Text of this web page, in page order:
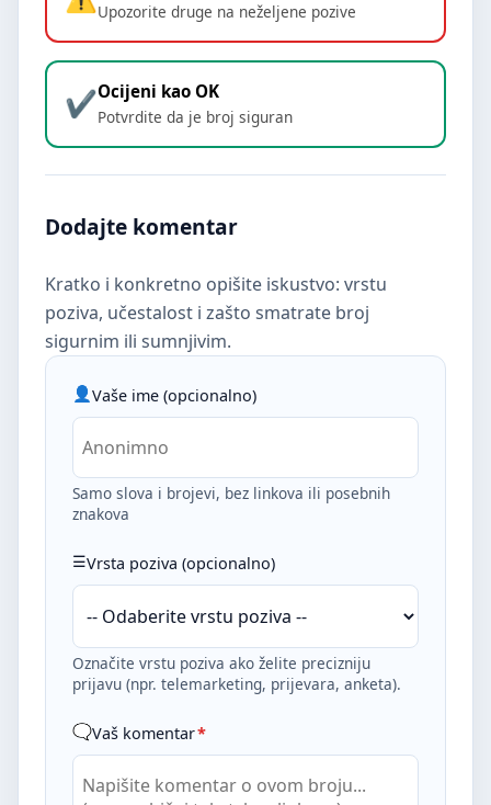
Upozorite druge na neželjene pozive
Ocijeni kao OK
Potvrdite da je broj siguran
Dodajte komentar
Kratko i konkretno opišite iskustvo: vrstu
poziva, učestalost i zašto smatrate broj
sigurnim ili sumnjivim.
Vaše ime (opcionalno)
Samo slova i brojevi, bez linkova ili posebnih
znakova
Vrsta poziva (opcionalno)
Označite vrstu poziva ako želite precizniju
prijavu (npr. telemarketing, prijevara, anketa).
Vaš komentar*